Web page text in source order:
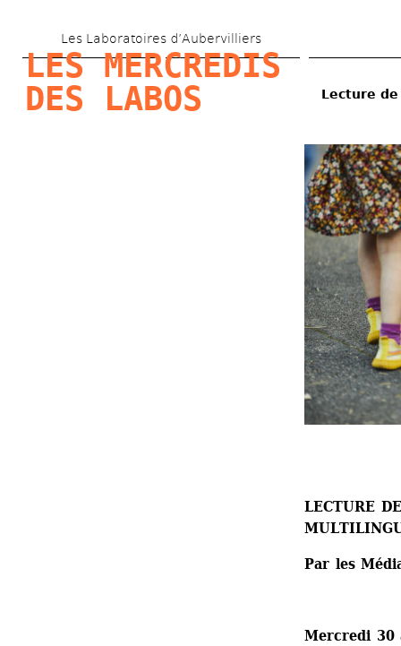
au
contenu
principal
Les Laboratoires d’Aubervilliers
LES MERCREDIS
DES LABOS
Lecture
LECTURE
Par les
Mercredi 30